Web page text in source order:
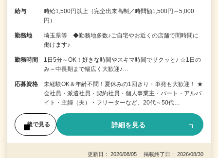
給与
時給1,500円以上（完全出来高制／時間額1,500円～5,000
円）
勤務地
埼玉県等 ◆勤務地多数♪ご自宅やお近くの店舗で間時間に
働けます♪
勤務時間
1日5分～OK！好きな時間やスキマ時間でサクッと♪ ☆1日の
み～中長期まで幅広く大歓迎♪…
応募資格
未経験OK＆年齢不問！夏休みの1回きり・単発も大歓迎！ ★
会社員・派遣社員・契約社員・個人事業主・パート・アルバ
イト・主婦（夫）・フリーターなど、20代～50代…
後で見る 詳細を見る
更新日： 2026/08/05 掲載終了日： 2026/08/30